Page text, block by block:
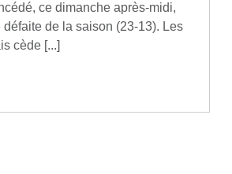
ce dimanche après-midi,
défaite de la saison (23-13). Les
cède [...]